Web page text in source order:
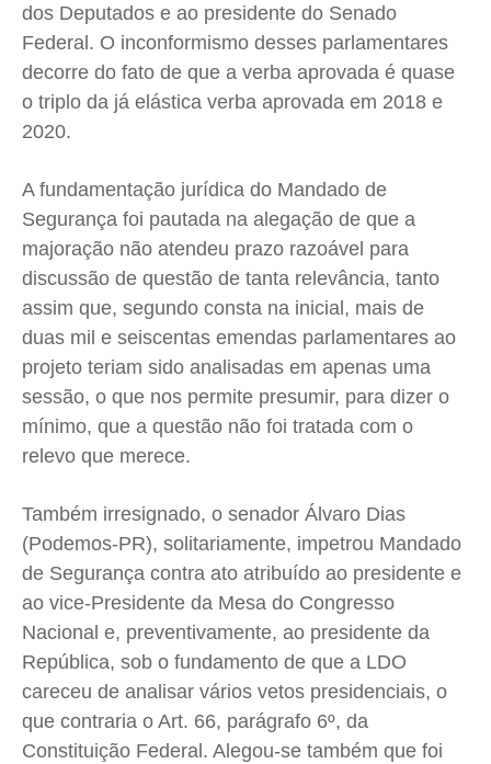
Contato
Termos de Uso
Privacidade
Contato
Termos de Uso
Privacidade
Contato
Termos de Uso
Privacidade
Contato
Termos de Uso
Privacidade
dos Deputados e ao presidente do Senado
Federal. O inconformismo desses parlamentares
decorre do fato de que a verba aprovada é quase
o triplo da já elástica verba aprovada em 2018 e
2020.
A fundamentação jurídica do Mandado de
Segurança foi pautada na alegação de que a
majoração não atendeu prazo razoável para
discussão de questão de tanta relevância, tanto
assim que, segundo consta na inicial, mais de
duas mil e seiscentas emendas parlamentares ao
projeto teriam sido analisadas em apenas uma
sessão, o que nos permite presumir, para dizer o
mínimo, que a questão não foi tratada com o
relevo que merece.
Também irresignado, o senador Álvaro Dias
(Podemos-PR), solitariamente, impetrou Mandado
de Segurança contra ato atribuído ao presidente e
ao vice-Presidente da Mesa do Congresso
Nacional e, preventivamente, ao presidente da
República, sob o fundamento de que a LDO
careceu de analisar vários vetos presidenciais, o
que contraria o Art. 66, parágrafo 6º, da
Constituição Federal. Alegou-se também que foi